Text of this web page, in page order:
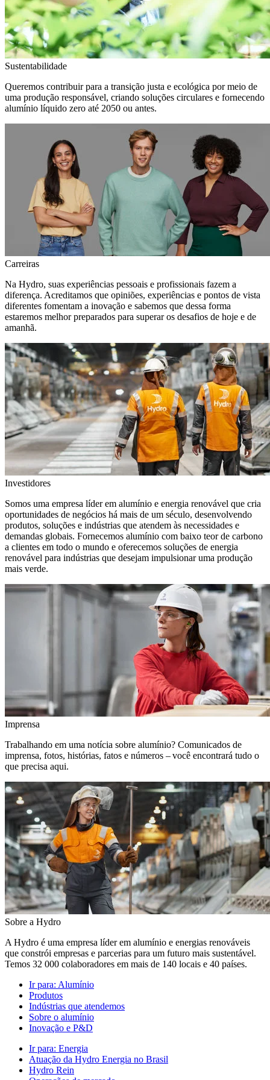
Sustentabilidade
Queremos contribuir para a transição justa e ecológica por meio de
uma produção responsável, criando soluções circulares e fornecendo
alumínio líquido zero até 2050 ou antes.
Carreiras
Na Hydro, suas experiências pessoais e profissionais fazem a
diferença. Acreditamos que opiniões, experiências e pontos de vista
diferentes fomentam a inovação e sabemos que dessa forma
estaremos melhor preparados para superar os desafios de hoje e de
amanhã.
Investidores
Somos uma empresa líder em alumínio e energia renovável que cria
oportunidades de negócios há mais de um século, desenvolvendo
produtos, soluções e indústrias que atendem às necessidades e
demandas globais. Fornecemos alumínio com baixo teor de carbono
a clientes em todo o mundo e oferecemos soluções de energia
renovável para indústrias que desejam impulsionar uma produção
mais verde.
Imprensa
Trabalhando em uma notícia sobre alumínio? Comunicados de
imprensa, fotos, histórias, fatos e números – você encontrará tudo o
que precisa aqui.
Sobre a Hydro
A Hydro é uma empresa líder em alumínio e energias renováveis
que constrói empresas e parcerias para um futuro mais sustentável.
Temos 32 000 colaboradores em mais de 140 locais e 40 países.
Ir para: Alumínio
Produtos
Indústrias que atendemos
Sobre o alumínio
Inovação e P&D
Ir para: Energia
Atuação da Hydro Energia no Brasil
Hydro Rein